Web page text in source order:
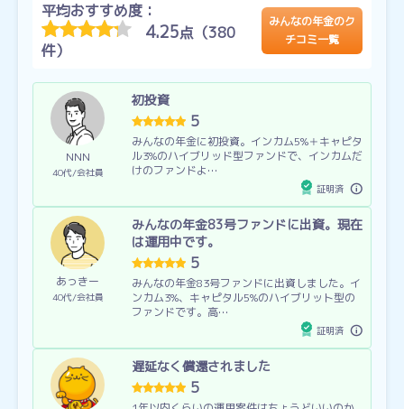
平均おすすめ度：
4.25点（380
件）
みんなの年金のク
チコミ一覧
NNN
40代 会社員
初投資
5
みんなの年金に初投資。インカム5%＋キャピタ
ル3%のハイブリッド型ファンドで、インカムだ
けのファンドよ…
証明済
あっきー
40代 会社員
みんなの年金83号ファンドに出資。現在
は運用中です。
5
みんなの年金83号ファンドに出資しました。イ
ンカム3%、キャピタル5%のハイブリット型の
ファンドです。高…
証明済
遅延なく償還されました
5